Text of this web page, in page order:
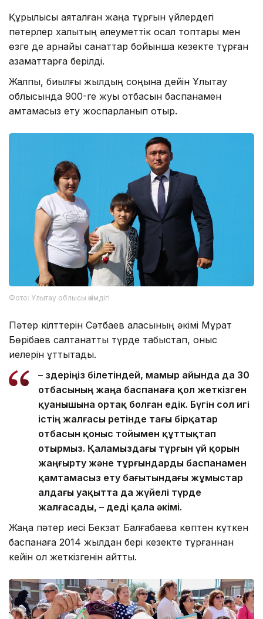
Құрылысы аяқталған жаңа тұрғын үйлердегі
пәтерлер халықтың әлеуметтік осал топтары мен
өзге де арнайы санаттар бойынша кезекте тұрған
азаматтарға берілді.
Жалпы, биылғы жылдың соңына дейін Ұлытау
облысында 900-ге жуық отбасын баспанамен
қамтамасыз ету жоспарланып отыр.
Фото: Ұлытау облысы әкімдігі
Пәтер кілттерін Сәтбаев қаласының әкімі Мұрат
Бөрібаев салтанатты түрде табыстап, қоныс
иелерін құттықтады.
– Өздеріңіз білетіндей, мамыр айында да 30
отбасының жаңа баспанаға қол жеткізген
қуанышына ортақ болған едік. Бүгін сол игі
істің жалғасы ретінде тағы бірқатар
отбасын қоныс тойымен құттықтап
отырмыз. Қаламыздағы тұрғын үй қорын
жаңғырту және тұрғындарды баспанамен
қамтамасыз ету бағытындағы жұмыстар
алдағы уақытта да жүйелі түрде
жалғасады, – деді қала әкімі.
Жаңа пәтер иесі Бекзат Балғабаева көптен күткен
баспанаға 2014 жылдан бері кезекте тұрғаннан
кейін қол жеткізгенін айтты.